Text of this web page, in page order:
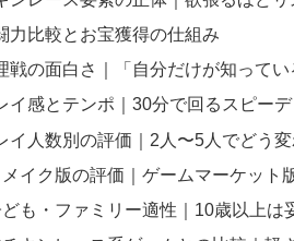
力比較とお宝獲得の仕組み
戦の面白さ｜「自分だけが知って
イ感とテンポ｜30分で回るスピー
イ人数別の評価｜2人〜5人でどう
イク版の評価｜ゲームマーケット
も・ファミリー適性｜10歳以上は